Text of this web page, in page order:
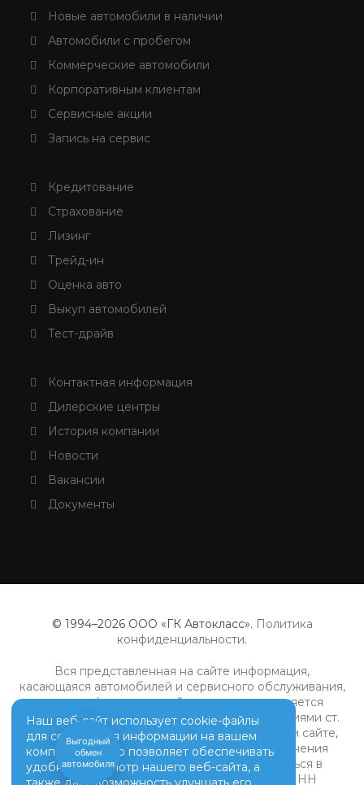
Новые автомобили в наличии
Автомобили с пробегом
Коммерческие автомобили
Корпоративным клиентам
Сервисные акции
Запись на сервис
Кредитование
Страхование
Лизинг
Трейд-ин
Оценка авто
Выкуп автомобилей
Тест-драйв
Контактная информация
Дилерские центры
История компании
Новости
Вакансии
Документы
© 1994–2026 ООО «ГК Автокласс». Политика
конфиденциальности.
Вся представленная на сайте информация,
касающаяся автомобилей и сервисного обслуживания,
носит информационный характер и не является
публичной офертой, определяемой положениями ст.
437 (2) ГК РФ. Все цены, указанные на данном сайте,
носят информационный характер. Для получения
подробной информации просьба обращаться в
дилерские центры ООО "ГК Автокласс" (ИНН
Наш веб-сайт использует cookie-файлы
для сохранения информации на вашем
компьютере. Это позволяет обеспечивать
удобный просмотр нашего веб-сайта, а
Оценить
ваш
автомобиль?